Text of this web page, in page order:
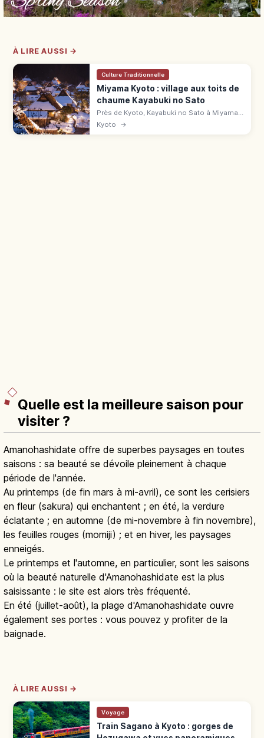
À LIRE AUSSI →
Culture Traditionnelle
Miyama Kyoto : village aux toits de
chaume Kayabuki no Sato
Près de Kyoto, Kayabuki no Sato à Miyama
compte 39 chaumières sur 50 maisons.
Musée, parking, accès en bus depuis
Kyoto →
Quelle est la meilleure saison pour
visiter ?
Amanohashidate offre de superbes paysages en toutes
saisons : sa beauté se dévoile pleinement à chaque
période de l'année.
Au printemps (de fin mars à mi-avril), ce sont les cerisiers
en fleur (sakura) qui enchantent ; en été, la verdure
éclatante ; en automne (de mi-novembre à fin novembre),
les feuilles rouges (momiji) ; et en hiver, les paysages
enneigés.
Le printemps et l'automne, en particulier, sont les saisons
où la beauté naturelle d'Amanohashidate est la plus
saisissante : le site est alors très fréquenté.
En été (juillet-août), la plage d'Amanohashidate ouvre
également ses portes : vous pouvez y profiter de la
baignade.
À LIRE AUSSI →
Voyage
Train Sagano à Kyoto : gorges de